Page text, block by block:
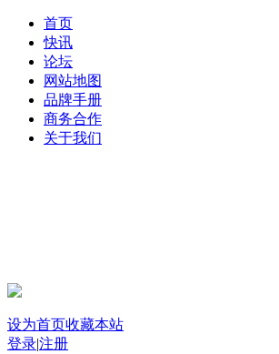
首页
快讯
论坛
网站地图
品牌手册
商务合作
关于我们
设为首页收藏本站
登录|注册